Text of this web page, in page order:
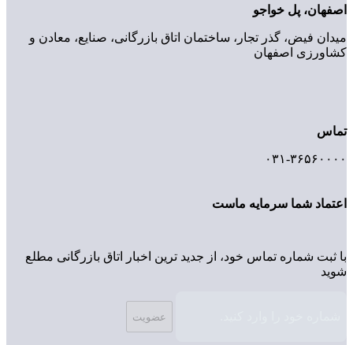
اصفهان، پل خواجو
میدان فیض، گذر تجار، ساختمان اتاق بازرگانی، صنایع، معادن و
کشاورزی اصفهان
تماس
۰۳۱-۳۶۵۶۰۰۰۰
اعتماد شما سرمایه ماست
با ثبت شماره تماس خود، از جدید ترین اخبار اتاق بازرگانی مطلع
شوید
عضویت